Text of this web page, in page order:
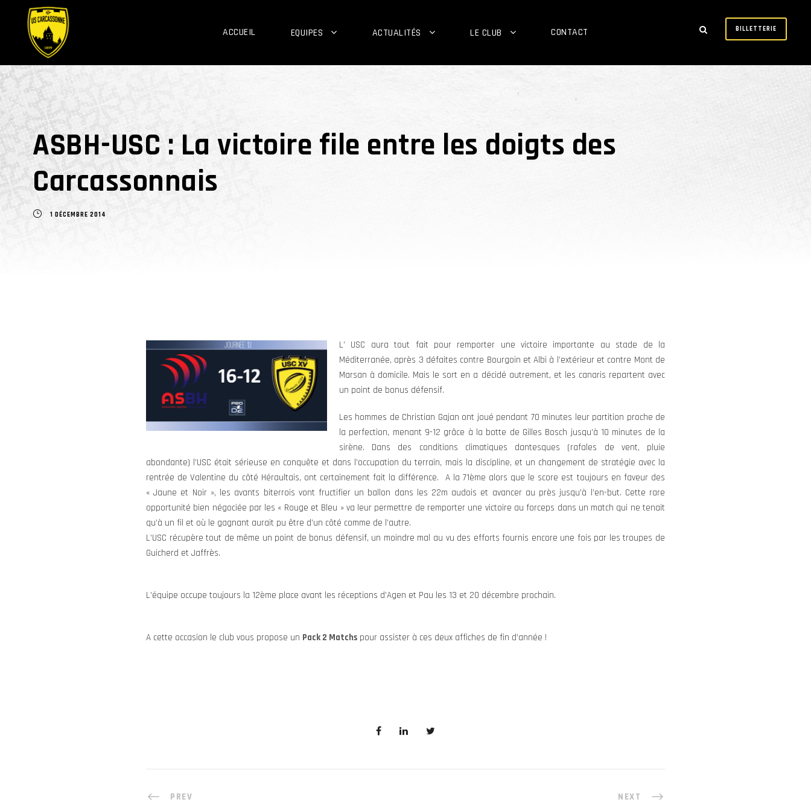
ACCUEIL EQUIPES ACTUALITÉS LE CLUB CONTACT BILLETTERIE
ASBH-USC : La victoire file entre les doigts des
Carcassonnais
1 DÉCEMBRE 2014
L’ USC aura tout fait pour remporter une victoire importante au stade de la
Méditerranée, après 3 défaites contre Bourgoin et Albi à l’extérieur et contre Mont de
Marsan à domicile. Mais le sort en a décidé autrement, et les canaris repartent avec
un point de bonus défensif.
Les hommes de Christian Gajan ont joué pendant 70 minutes leur partition proche de
la perfection, menant 9-12 grâce à la botte de Gilles Bosch jusqu’à 10 minutes de la
sirène. Dans des conditions climatiques dantesques (rafales de vent, pluie
abondante) l’USC était sérieuse en conquête et dans l’occupation du terrain, mais la discipline, et un changement de stratégie avec la
rentrée de Valentine du côté Héraultais, ont certainement fait la différence. A la 71ème alors que le score est toujours en faveur des
« Jaune et Noir », les avants biterrois vont fructifier un ballon dans les 22m audois et avancer au près jusqu’à l’en-but. Cette rare
opportunité bien négociée par les « Rouge et Bleu » va leur permettre de remporter une victoire au forceps dans un match qui ne tenait
qu’à un fil et où le gagnant aurait pu être d’un côté comme de l’autre.
L’USC récupère tout de même un point de bonus défensif, un moindre mal au vu des efforts fournis encore une fois par les troupes de
Guicherd et Jaffrès.
L’équipe occupe toujours la 12ème place avant les réceptions d’Agen et Pau les 13 et 20 décembre prochain.
A cette occasion le club vous propose un Pack 2 Matchs pour assister à ces deux affiches de fin d’année !
PREV NEXT